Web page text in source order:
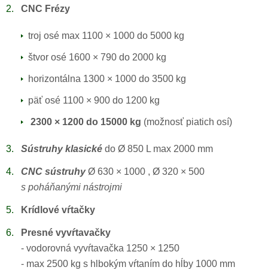
CNC Frézy
troj osé max 1100 × 1000 do 5000 kg
štvor osé 1600 × 790 do 2000 kg
horizontálna 1300 × 1000 do 3500 kg
päť osé 1100 × 900 do 1200 kg
2300 × 1200 do 15000 kg (možnosť piatich osí)
Sústruhy klasické do Ø 850 L max 2000 mm
CNC sústruhyØ 630 × 1000 , Ø 320 × 500
s poháňanými nástrojmi
Krídlové vŕtačky
Presné vyvŕtavačky
- vodorovná vyvŕtavačka 1250 × 1250
- max 2500 kg s hlbokým vŕtaním do hĺby 1000 mm